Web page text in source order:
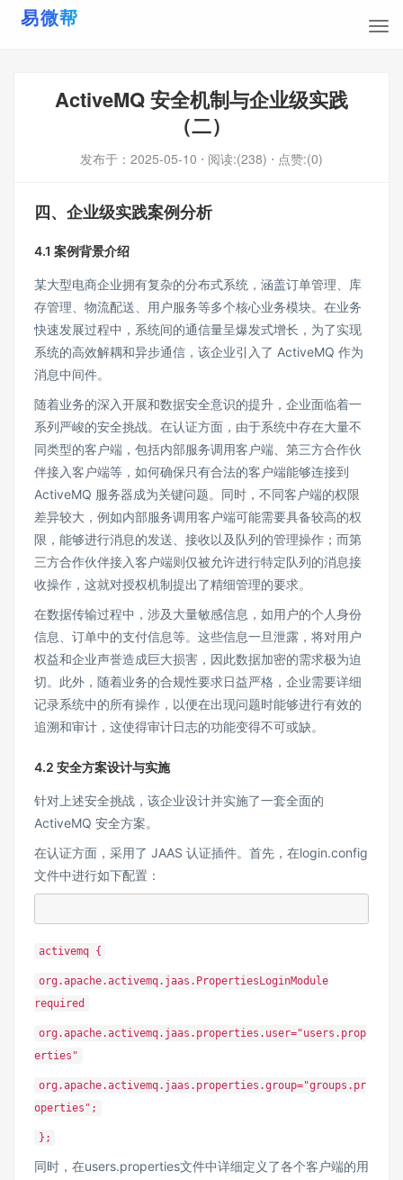
ActiveMQ 安全机制与企业级实践
（二）
发布于： 2025-05-10 ⋅ 阅读:(238) ⋅ 点赞:(0)
四、企业级实践案例分析
4.1 案例背景介绍
某大型电商企业拥有复杂的分布式系统，涵盖订单管理、库
存管理、物流配送、用户服务等多个核心业务模块。在业务
快速发展过程中，系统间的通信量呈爆发式增长，为了实现
系统的高效解耦和异步通信，该企业引入了 ActiveMQ 作为
消息中间件。
随着业务的深入开展和数据安全意识的提升，企业面临着一
系列严峻的安全挑战。在认证方面，由于系统中存在大量不
同类型的客户端，包括内部服务调用客户端、第三方合作伙
伴接入客户端等，如何确保只有合法的客户端能够连接到
ActiveMQ 服务器成为关键问题。同时，不同客户端的权限
差异较大，例如内部服务调用客户端可能需要具备较高的权
限，能够进行消息的发送、接收以及队列的管理操作；而第
三方合作伙伴接入客户端则仅被允许进行特定队列的消息接
收操作，这就对授权机制提出了精细管理的要求。
在数据传输过程中，涉及大量敏感信息，如用户的个人身份
信息、订单中的支付信息等。这些信息一旦泄露，将对用户
权益和企业声誉造成巨大损害，因此数据加密的需求极为迫
切。此外，随着业务的合规性要求日益严格，企业需要详细
记录系统中的所有操作，以便在出现问题时能够进行有效的
追溯和审计，这使得审计日志的功能变得不可或缺。
4.2 安全方案设计与实施
针对上述安全挑战，该企业设计并实施了一套全面的
ActiveMQ 安全方案。
在认证方面，采用了 JAAS 认证插件。首先，在login.config
文件中进行如下配置：
activemq {
org.apache.activemq.jaas.PropertiesLoginModule
required
org.apache.activemq.jaas.properties.user="users.prop
erties"
org.apache.activemq.jaas.properties.group="groups.pr
operties";
};
同时，在users.properties文件中详细定义了各个客户端的用